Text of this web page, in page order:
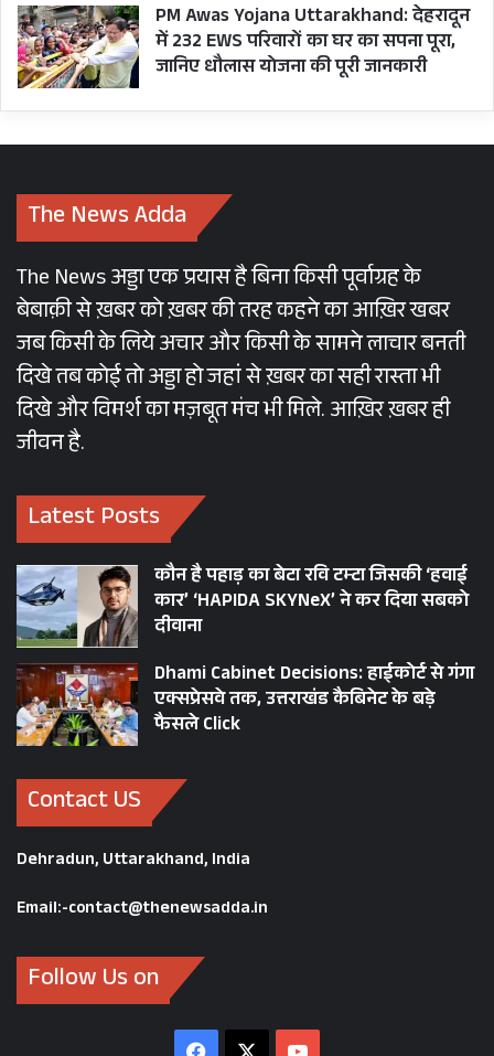
PM Awas Yojana Uttarakhand: देहरादून
में 232 EWS परिवारों का घर का सपना पूरा,
जानिए धौलास योजना की पूरी जानकारी
The News Adda
The News अड्डा एक प्रयास है बिना किसी पूर्वाग्रह के
बेबाक़ी से ख़बर को ख़बर की तरह कहने का आख़िर खबर
जब किसी के लिये अचार और किसी के सामने लाचार बनती
दिखे तब कोई तो अड्डा हो जहां से ख़बर का सही रास्ता भी
दिखे और विमर्श का मज़बूत मंच भी मिले. आख़िर ख़बर ही
जीवन है.
Latest Posts
कौन है पहाड़ का बेटा रवि टम्टा जिसकी ‘हवाई
कार’ ‘HAPIDA SKYNeX’ ने कर दिया सबको
दीवाना
Dhami Cabinet Decisions: हाईकोर्ट से गंगा
एक्सप्रेसवे तक, उत्तराखंड कैबिनेट के बड़े
फैसले Click
Contact US
Dehradun, Uttarakhand, India
Email:-contact@thenewsadda.in
Follow Us on